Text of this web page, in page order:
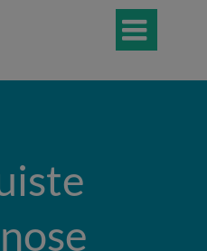
